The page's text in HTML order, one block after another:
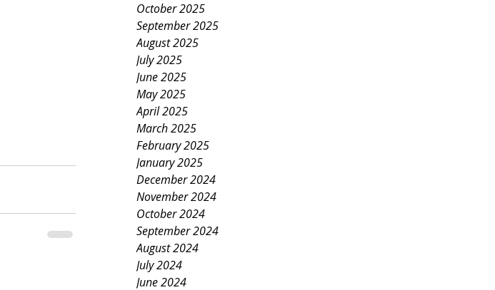
October 2025
September 2025
August 2025
July 2025
June 2025
May 2025
April 2025
March 2025
February 2025
January 2025
December 2024
November 2024
October 2024
September 2024
August 2024
July 2024
June 2024